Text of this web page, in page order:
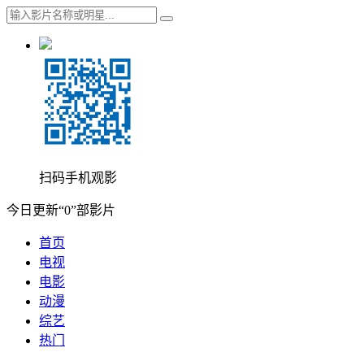
扫码手机观影
今日更新“0”部影片
首页
电视
电影
动漫
综艺
热门